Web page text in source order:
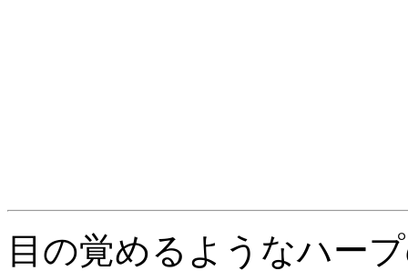
目の覚めるようなハー